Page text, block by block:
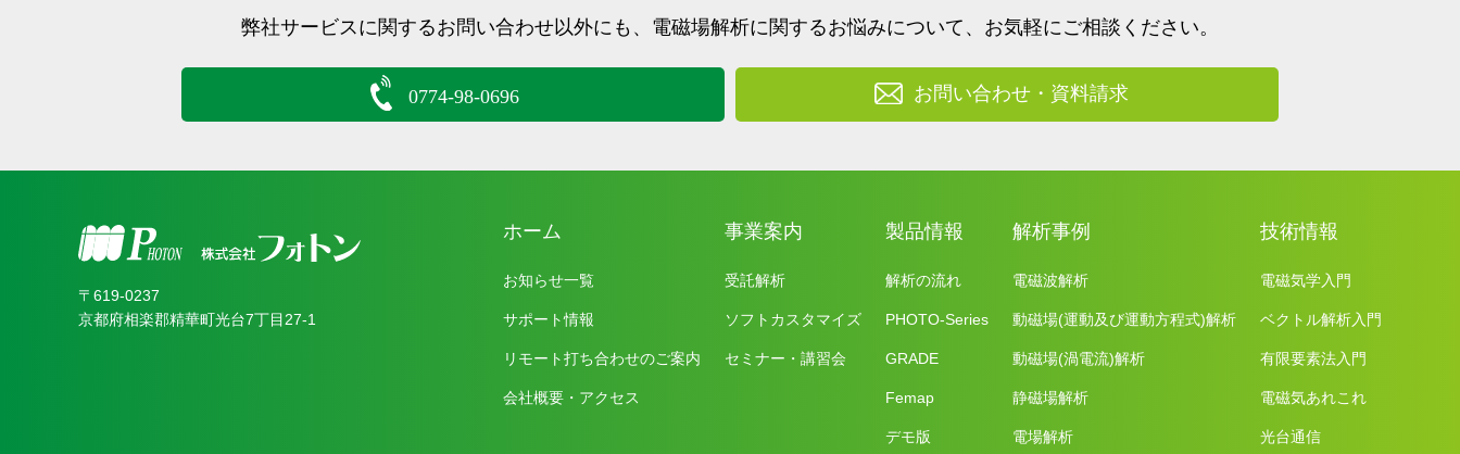
弊社サービスに関するお問い合わせ以外にも、 電磁場解析に関するお悩みについて、 お気軽にご相談ください。
0774-98-0696 お問い合わせ・資料請求
〒619‐0237
京都府相楽郡精華町光台7丁目27-1
ホーム
お知らせ一覧
サポート情報
リモート打ち合わせのご案内
会社概要・アクセス
事業案内
受託解析
ソフトカスタマイズ
セミナー・講習会
製品情報
解析の流れ
PHOTO-Series
GRADE
Femap
デモ版
解析事例
電磁波解析
動磁場(運動及び運動方程式)解析
動磁場(渦電流)解析
静磁場解析
電場解析
技術情報
電磁気学入門
ベクトル解析入門
有限要素法入門
電磁気あれこれ
光台通信